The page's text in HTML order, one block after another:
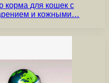
корма для кошек с
и кожными…